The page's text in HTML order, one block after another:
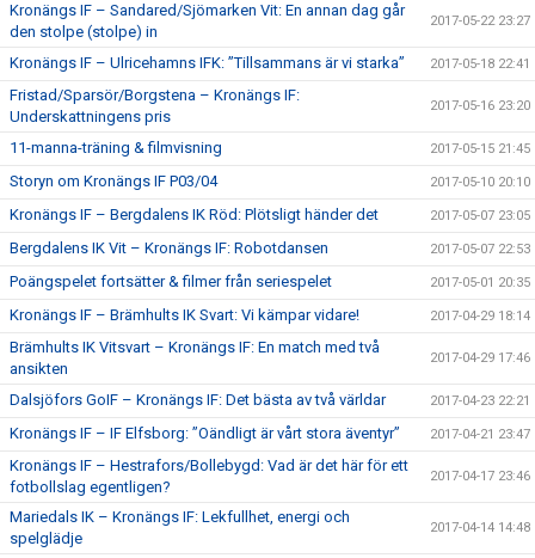
Kronängs IF – Sandared/Sjömarken Vit: En annan dag går
den stolpe (stolpe) in
2017-05-22 23:27
Kronängs IF – Ulricehamns IFK: ”Tillsammans är vi starka” 2017-05-18 22:41
Fristad/Sparsör/Borgstena – Kronängs IF:
Underskattningens pris
2017-05-16 23:20
11-manna-träning & filmvisning 2017-05-15 21:45
Storyn om Kronängs IF P03/04 2017-05-10 20:10
Kronängs IF – Bergdalens IK Röd: Plötsligt händer det 2017-05-07 23:05
Bergdalens IK Vit – Kronängs IF: Robotdansen 2017-05-07 22:53
Poängspelet fortsätter & filmer från seriespelet 2017-05-01 20:35
Kronängs IF – Brämhults IK Svart: Vi kämpar vidare! 2017-04-29 18:14
Brämhults IK Vitsvart – Kronängs IF: En match med två
ansikten
2017-04-29 17:46
Dalsjöfors GoIF – Kronängs IF: Det bästa av två världar 2017-04-23 22:21
Kronängs IF – IF Elfsborg: ”Oändligt är vårt stora äventyr” 2017-04-21 23:47
Kronängs IF – Hestrafors/Bollebygd: Vad är det här för ett
fotbollslag egentligen?
2017-04-17 23:46
Mariedals IK – Kronängs IF: Lekfullhet, energi och
spelglädje
2017-04-14 14:48